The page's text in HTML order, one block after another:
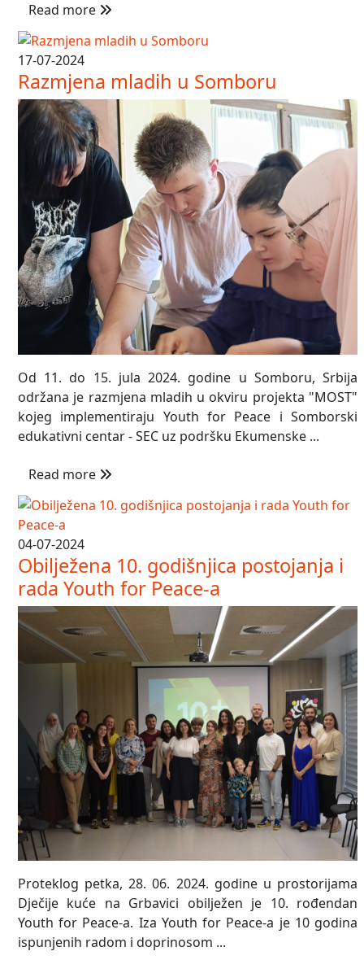
Read more
17-07-2024
Razmjena mladih u Somboru
Od 11. do 15. jula 2024. godine u Somboru, Srbija
održana je razmjena mladih u okviru projekta "MOST"
kojeg implementiraju Youth for Peace i Somborski
edukativni centar - SEC uz podršku Ekumenske ...
Read more
04-07-2024
Obilježena 10. godišnjica postojanja i
rada Youth for Peace-a
Proteklog petka, 28. 06. 2024. godine u prostorijama
Dječije kuće na Grbavici obilježen je 10. rođendan
Youth for Peace-a. Iza Youth for Peace-a je 10 godina
ispunjenih radom i doprinosom ...